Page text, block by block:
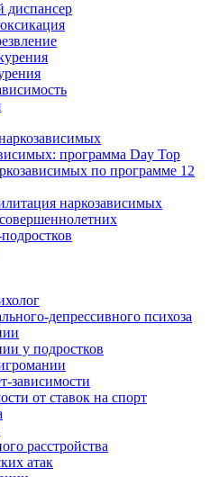
диспансер
программа Day Top
по программе 12
наркозависимых
депрессивного психоза
у подростков
зависимости
от ставок на спорт
расстройства
атак